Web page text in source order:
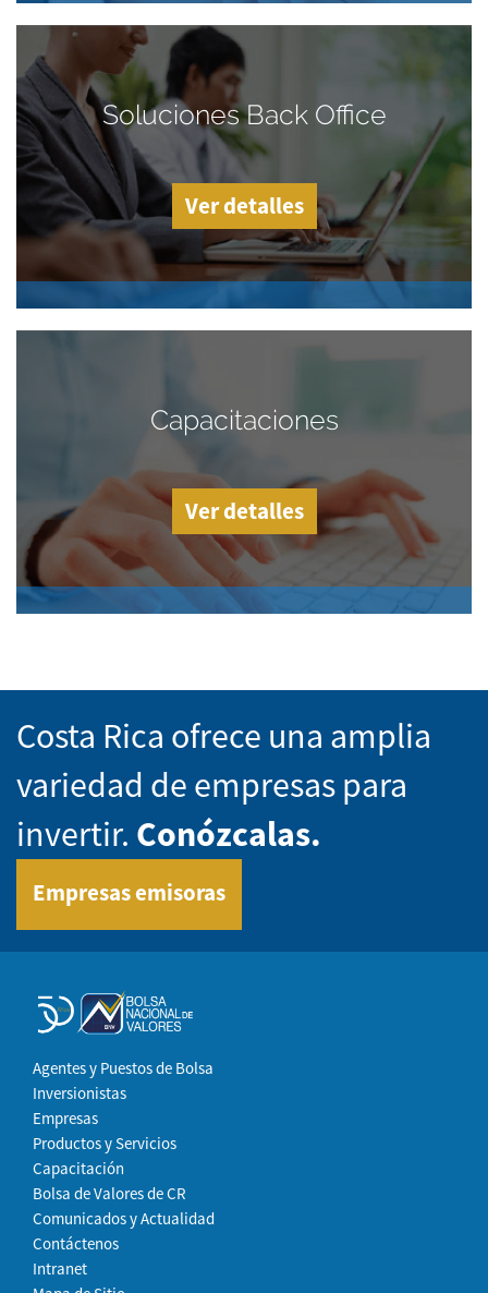
Soluciones Back Office
Ver detalles
Capacitaciones
Ver detalles
Costa Rica ofrece una amplia
variedad de empresas para
invertir. Conózcalas.
Empresas emisoras
Agentes y Puestos de Bolsa
Inversionistas
Empresas
Productos y Servicios
Capacitación
Bolsa de Valores de CR
Comunicados y Actualidad
Contáctenos
Intranet